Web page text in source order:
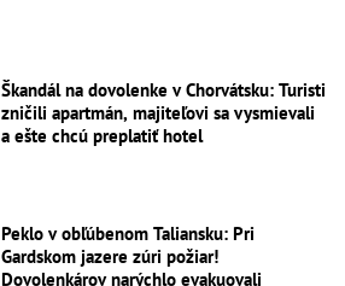
Škandál na dovolenke v Chorvátsku: Turisti
zničili apartmán, majiteľovi sa vysmievali
a ešte chcú preplatiť hotel
Peklo v obľúbenom Taliansku: Pri
Gardskom jazere zúri požiar!
Dovolenkárov narýchlo evakuovali